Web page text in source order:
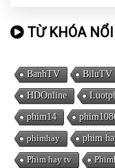
TỪ KHÓA
BanhTV BiluTV
HDOnline
phim14
phimhay phim
Phim hay tv